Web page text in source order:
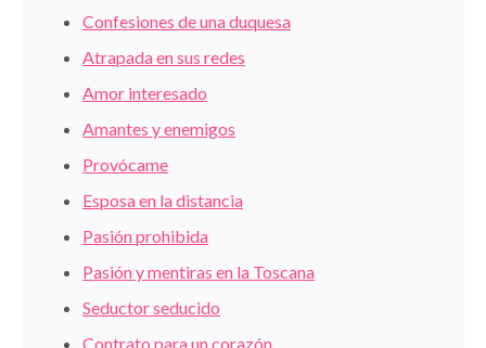
Confesiones de una duquesa
Atrapada en sus redes
Amor interesado
Amantes y enemigos
Provócame
Esposa en la distancia
Pasión prohibida
Pasión y mentiras en la Toscana
Seductor seducido
Contrato para un corazón